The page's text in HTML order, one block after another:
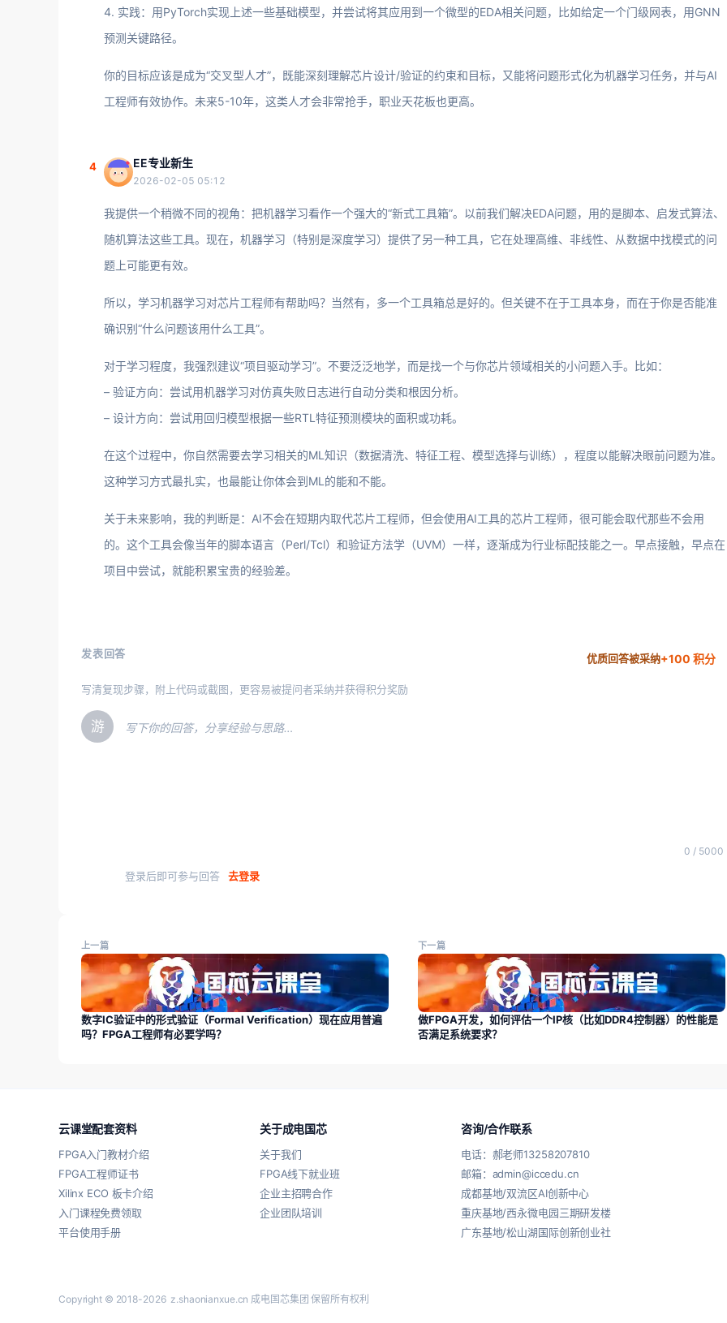
4. 实践：用PyTorch实现上述一些基础模型，并尝试将其应用到一个微型的EDA相关问题，比如给定一个门级网表，用GNN
预测关键路径。
你的目标应该是成为“交叉型人才”，既能深刻理解芯片设计/验证的约束和目标，又能将问题形式化为机器学习任务，并与AI
工程师有效协作。未来5-10年，这类人才会非常抢手，职业天花板也更高。
4 EE专业新生
2026-02-05 05:12
我提供一个稍微不同的视角：把机器学习看作一个强大的“新式工具箱”。以前我们解决EDA问题，用的是脚本、启发式算法、
随机算法这些工具。现在，机器学习（特别是深度学习）提供了另一种工具，它在处理高维、非线性、从数据中找模式的问
题上可能更有效。
所以，学习机器学习对芯片工程师有帮助吗？当然有，多一个工具箱总是好的。但关键不在于工具本身，而在于你是否能准
确识别“什么问题该用什么工具”。
对于学习程度，我强烈建议“项目驱动学习”。不要泛泛地学，而是找一个与你芯片领域相关的小问题入手。比如：
– 验证方向：尝试用机器学习对仿真失败日志进行自动分类和根因分析。
– 设计方向：尝试用回归模型根据一些RTL特征预测模块的面积或功耗。
在这个过程中，你自然需要去学习相关的ML知识（数据清洗、特征工程、模型选择与训练），程度以能解决眼前问题为准。
这种学习方式最扎实，也最能让你体会到ML的能和不能。
关于未来影响，我的判断是：AI不会在短期内取代芯片工程师，但会使用AI工具的芯片工程师，很可能会取代那些不会用
的。这个工具会像当年的脚本语言（Perl/Tcl）和验证方法学（UVM）一样，逐渐成为行业标配技能之一。早点接触，早点在
项目中尝试，就能积累宝贵的经验差。
发表回答 优质回答被采纳+100 积分
写清复现步骤，附上代码或截图，更容易被提问者采纳并获得积分奖励
游 写下你的回答，分享经验与思路…
0 / 5000
登录后即可参与回答 去登录
上一篇
数字IC验证中的形式验证（Formal Verification）现在应用普遍
吗？FPGA工程师有必要学吗？
下一篇
做FPGA开发，如何评估一个IP核（比如DDR4控制器）的性能是
否满足系统要求？
云课堂配套资料
FPGA入门教材介绍
FPGA工程师证书
Xilinx ECO 板卡介绍
入门课程免费领取
平台使用手册
关于成电国芯
关于我们
FPGA线下就业班
企业主招聘合作
企业团队培训
咨询/合作联系
电话：郝老师13258207810
邮箱：admin@iccedu.cn
成都基地/双流区AI创新中心
重庆基地/西永微电园三期研发楼
广东基地/松山湖国际创新创业社
Copyright © 2018-2026z.shaonianxue.cn 成电国芯集团 保留所有权利